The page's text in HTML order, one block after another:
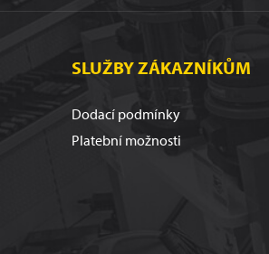
SLUŽBY ZÁKAZNÍKŮM
Dodací podmínky
Platební možnosti